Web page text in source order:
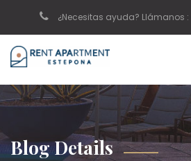
¿Necesitas ayuda? Llámanos :
Blog Details